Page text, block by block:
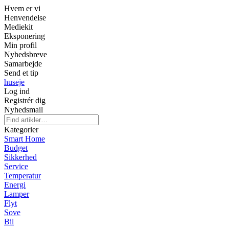
Hvem er vi
Henvendelse
Mediekit
Eksponering
Min profil
Nyhedsbreve
Samarbejde
Send et tip
huseje
Log ind
Registrér dig
Nyhedsmail
Kategorier
Smart Home
Budget
Sikkerhed
Service
Temperatur
Energi
Lamper
Flyt
Sove
Bil